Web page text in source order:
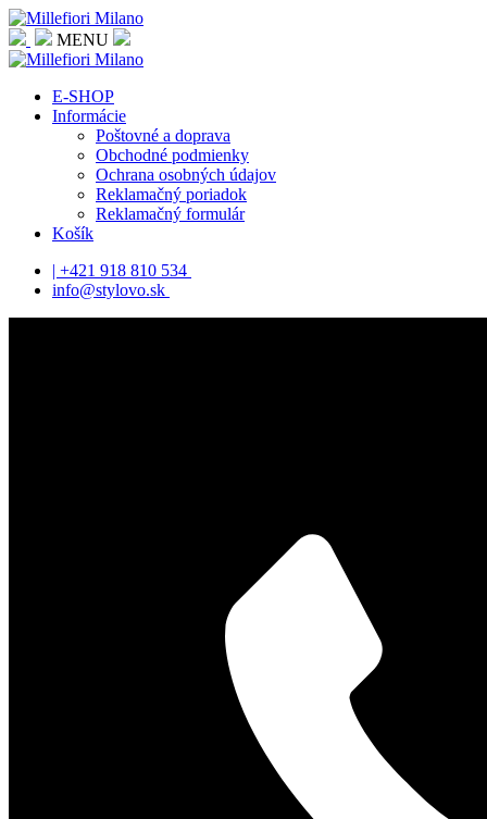
MENU
E-SHOP
Informácie
Poštovné a doprava
Obchodné podmienky
Ochrana osobných údajov
Reklamačný poriadok
Reklamačný formulár
Košík
| +421 918 810 534
info@stylovo.sk